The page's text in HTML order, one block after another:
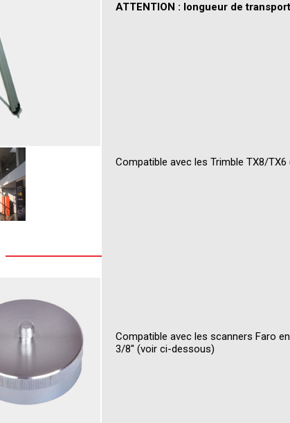
ATTENTION : longueur de
Compatible avec les Trimble TX8/
Compatible avec les scanners Faro
3/8'' (voir ci-dessous)